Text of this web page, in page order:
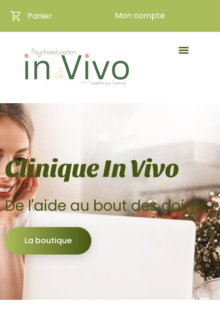
Panier Mon compte
Clinique In Vivo
De l'aide au bout des doigts
La boutique